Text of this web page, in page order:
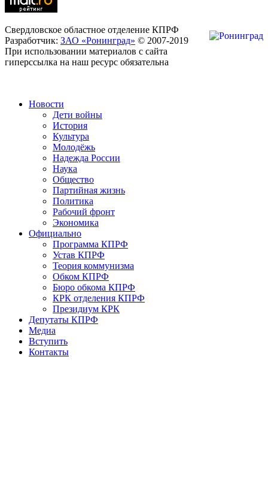
Свердловское областное отделение КПРФ
Разработчик: ЗАО «Ронинград» © 2007-2019
При использовании материалов с сайта
гиперссылка на наш ресурс обязательна
Новости
Дети войны
История
Культура
Молодёжь
Надежда России
Наука
Общество
Партийная жизнь
Политика
Рабочий фронт
Экономика
Официально
Программа КПРФ
Устав КПРФ
Теория коммунизма
Обком КПРФ
Бюро обкома КПРФ
КРК отделения КПРФ
Президиум КРК
Депутаты КПРФ
Медиа
Вступить
Контакты